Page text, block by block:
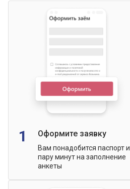
1 Оформите заявку
Вам понадобится паспорт и
пару минут на заполнение
анкеты